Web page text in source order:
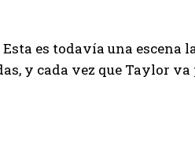
es todavía una escena
y cada vez que Taylor